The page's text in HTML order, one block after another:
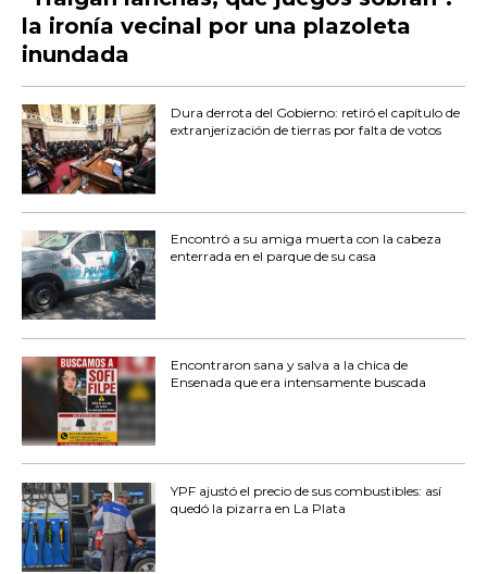
la ironía vecinal por una plazoleta
inundada
Dura derrota del Gobierno: retiró el capítulo de
extranjerización de tierras por falta de votos
Encontró a su amiga muerta con la cabeza
enterrada en el parque de su casa
Encontraron sana y salva a la chica de
Ensenada que era intensamente buscada
YPF ajustó el precio de sus combustibles: así
quedó la pizarra en La Plata